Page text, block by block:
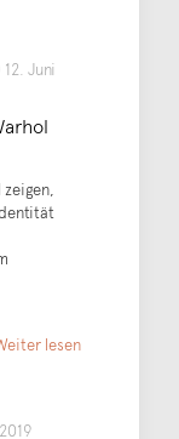
12. Juni
lesen